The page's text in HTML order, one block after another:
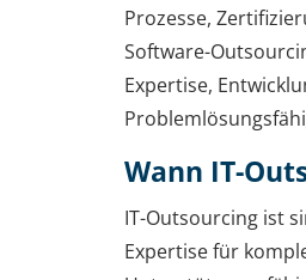
Prozesse,
Software-
Expertise,
Wann IT-
IT-Outsourcing ist
Expertise für